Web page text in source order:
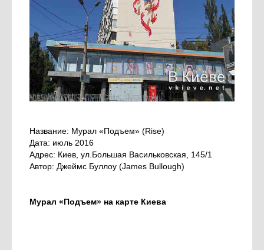
Название: Мурал «Подъем» (Rise)
Дата: июль 2016
Адрес: Киев, ул.Большая Васильковская, 145/1
Автор: Джеймс Буллоу (James Bullough)
Мурал «Подъем» на карте Киева